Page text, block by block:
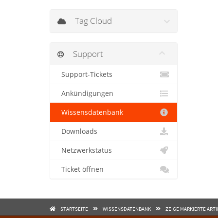
Tag Cloud
Support
Support-Tickets
Ankündigungen
Wissensdatenbank
Downloads
Netzwerkstatus
Ticket öffnen
STARTSEITE WISSENSDATENBANK ZEIGE MARKIERTE